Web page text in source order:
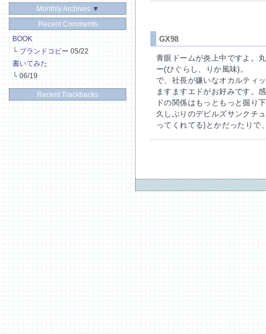
Monthly Archives ▼
Recent Comments
BOOK
└ブランドコピー05/22
書いてみた
└06/19
Recent Trackbacks
GX98
青眼ドームが炎上中ですよ。
ー(ひぐらし、りか風味)。
で、社長が嫌いなオカルティ
ますますエドがお好みです。
ドの関係はもっともっと掘り
久しぶりのデビルズサンクチ
ってくれてる)とかだったりで